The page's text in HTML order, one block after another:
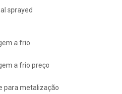
sprayed
a frio
a frio preço
para metalização